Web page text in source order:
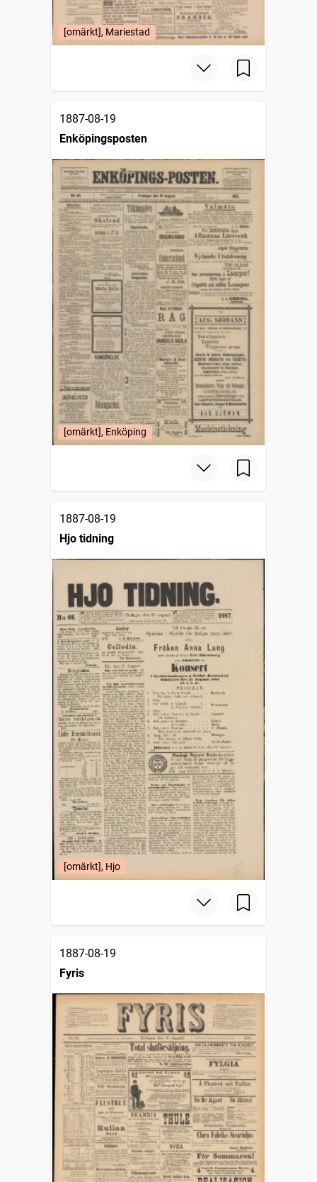
[omärkt], Mariestad
1887-08-19
Enköpingsposten
[omärkt], Enköping
1887-08-19
Hjo tidning
[omärkt], Hjo
1887-08-19
Fyris